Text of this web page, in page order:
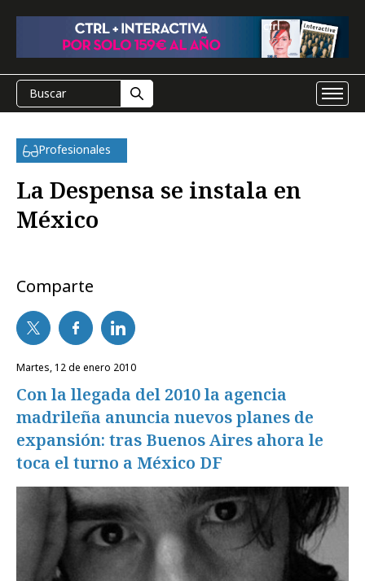
Profesionales
La Despensa se instala en
México
Comparte
martes, 12 de enero 2010
Con la llegada del 2010 la agencia
madrileña anuncia nuevos planes de
expansión: tras Buenos Aires ahora le
toca el turno a México DF